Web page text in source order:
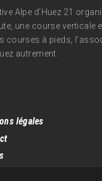
Alpe d’Huez 21
une course verticale
courses à pieds,
autrement.
légales